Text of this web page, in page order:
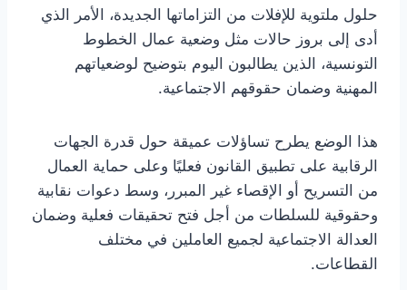
حلول ملتوية للإفلات من التزاماتها الجديدة، الأمر الذي
أدى إلى بروز حالات مثل وضعية عمال الخطوط
التونسية، الذين يطالبون اليوم بتوضيح لوضعياتهم
المهنية وضمان حقوقهم الاجتماعية.
هذا الوضع يطرح تساؤلات عميقة حول قدرة الجهات
الرقابية على تطبيق القانون فعليًا وعلى حماية العمال
من التسريح أو الإقصاء غير المبرر، وسط دعوات نقابية
وحقوقية للسلطات من أجل فتح تحقيقات فعلية وضمان
العدالة الاجتماعية لجميع العاملين في مختلف
القطاعات.